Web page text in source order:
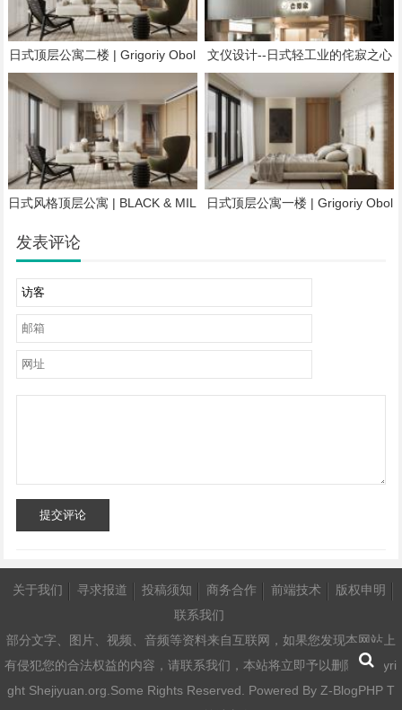
日式顶层公寓二楼 | Grigoriy Obol
enskiy | 2023 | 英国
文仪设计--日式轻工业的侘寂之心
树立日系饮食新生活概念
日式风格顶层公寓 | BLACK & MIL
日式顶层公寓一楼 | Grigoriy Obol
发表评论
提交评论
关于我们 寻求报道 投稿须知 商务合作 前端技术
版权申明
联系我们
部分文字、图片、视频、音频等资料来自互联网，如果您发现本网站上
有侵犯您的合法权益的内容，请联系我们，本站将立即予以删除 Copyri
ght Shejiyuan.org.Some Rights Reserved. Powered By Z-BlogPHPT